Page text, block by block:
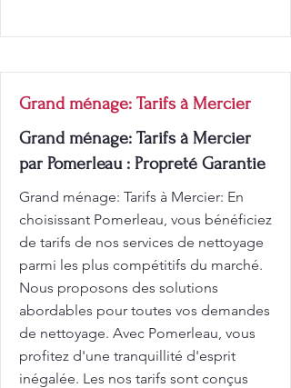
Grand ménage: Tarifs à Mercier
Grand ménage: Tarifs à Mercier
par Pomerleau : Propreté Garantie
Grand ménage: Tarifs à Mercier: En
choisissant Pomerleau, vous bénéficiez
de tarifs de nos services de nettoyage
parmi les plus compétitifs du marché.
Nous proposons des solutions
abordables pour toutes vos demandes
de nettoyage. Avec Pomerleau, vous
profitez d'une tranquillité d'esprit
inégalée. Les nos tarifs sont conçus